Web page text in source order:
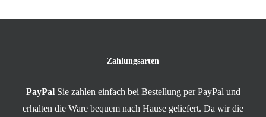
Zahlungsarten
PayPal Sie zahlen einfach bei Bestellung per PayPal und
erhalten die Ware bequem nach Hause geliefert. Da wir die